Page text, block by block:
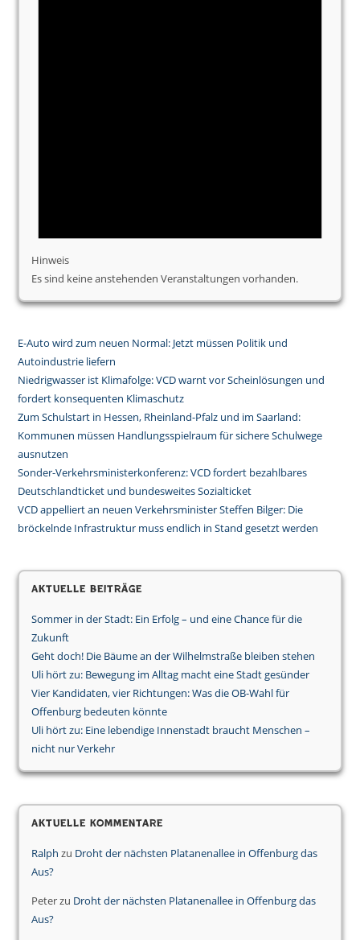
Hinweis
Es sind keine anstehenden Veranstaltungen vorhanden.
E-Auto wird zum neuen Normal: Jetzt müssen Politik und
Autoindustrie liefern
Niedrigwasser ist Klimafolge: VCD warnt vor Scheinlösungen und
fordert konsequenten Klimaschutz
Zum Schulstart in Hessen, Rheinland-Pfalz und im Saarland:
Kommunen müssen Handlungsspielraum für sichere Schulwege
ausnutzen
Sonder-Verkehrsministerkonferenz: VCD fordert bezahlbares
Deutschlandticket und bundesweites Sozialticket
VCD appelliert an neuen Verkehrsminister Steffen Bilger: Die
bröckelnde Infrastruktur muss endlich in Stand gesetzt werden
Aktuelle Beiträge
Sommer in der Stadt: Ein Erfolg – und eine Chance für die
Zukunft
Geht doch! Die Bäume an der Wilhelmstraße bleiben stehen
Uli hört zu: Bewegung im Alltag macht eine Stadt gesünder
Vier Kandidaten, vier Richtungen: Was die OB-Wahl für
Offenburg bedeuten könnte
Uli hört zu: Eine lebendige Innenstadt braucht Menschen –
nicht nur Verkehr
Aktuelle Kommentare
Ralph zu Droht der nächsten Platanenallee in Offenburg das
Aus?
Peterzu Droht der nächsten Platanenallee in Offenburg das
Aus?